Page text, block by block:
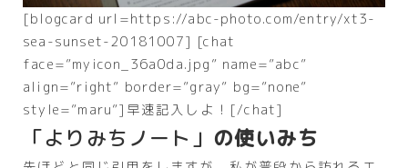
[blogcard url=https://abc-photo.com/entry/xt3-
sea-sunset-20181007] [chat
face=”myicon_36a0da.jpg” name=”abc”
align=”right” border=”gray” bg=”none”
style=”maru”]早速記入しよ！[/chat]
「よりみちノート」 の使いみち